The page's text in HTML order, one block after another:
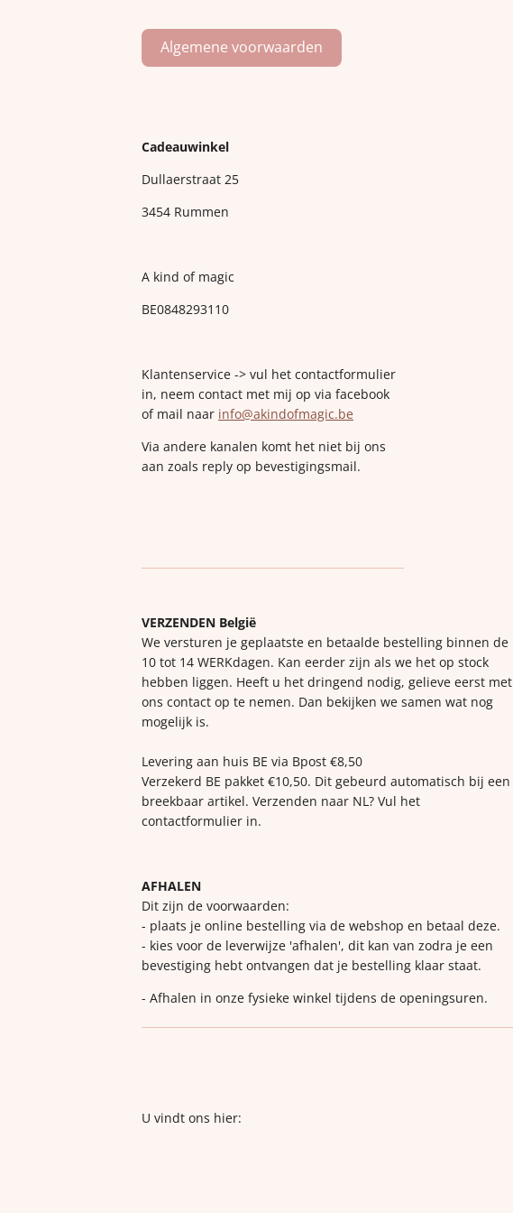
Algemene voorwaarden
Cadeauwinkel
Dullaerstraat 25
3454 Rummen
A kind of magic
BE0848293110
Klantenservice -> vul het contactformulier
in, neem contact met mij op via facebook
of mail naar info@akindofmagic.be
Via andere kanalen komt het niet bij ons
aan zoals reply op bevestigingsmail.
VERZENDEN België
We versturen je geplaatste en betaalde bestelling binnen de
10 tot 14 WERKdagen. Kan eerder zijn als we het op stock
hebben liggen. Heeft u het dringend nodig, gelieve eerst met
ons contact op te nemen. Dan bekijken we samen wat nog
mogelijk is.
Levering aan huis BE via Bpost €8,50
Verzekerd BE pakket €10,50. Dit gebeurd automatisch bij een
breekbaar artikel. Verzenden naar NL? Vul het
contactformulier in.
AFHALEN
Dit zijn de voorwaarden:
- plaats je online bestelling via de webshop en betaal deze.
- kies voor de leverwijze 'afhalen', dit kan van zodra je een
bevestiging hebt ontvangen dat je bestelling klaar staat.
- Afhalen in onze fysieke winkel tijdens de openingsuren.
U vindt ons hier: